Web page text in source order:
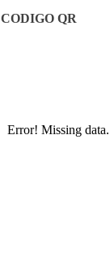
CODIGO QR